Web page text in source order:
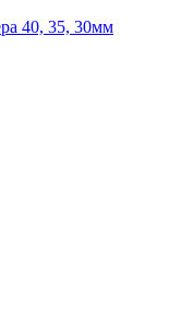
40, 35, 30мм